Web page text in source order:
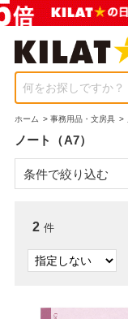
何をお探しですか？
ホーム > 事務用品・文房具 >
ノート（A7）
条件で絞り込む
2 件